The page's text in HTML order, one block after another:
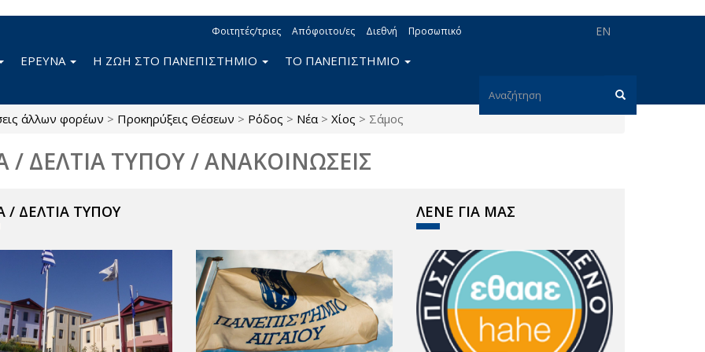
EN
Φοιτητές/τριες Απόφοιτοι/ες Διεθνή Προσωπικό
Φόρμα
ΕΡΕΥΝΑ Η ΖΩΗ ΣΤΟ ΠΑΝΕΠΙΣΤΗΜΙΟ ΤΟ ΠΑΝΕΠΙΣΤΗΜΙΟ
άλλων φορέων > Προκηρύξεις Θέσεων > Ρόδος > Νέα > Χίος > Σάμος
/ ΔΕΛΤΙΑ ΤΥΠΟΥ / ΑΝΑΚΟΙΝΩΣΕΙΣ
/ ΔΕΛΤΙΑ ΤΥΠΟΥ ΛΕΝΕ ΓΙΑ ΜΑΣ